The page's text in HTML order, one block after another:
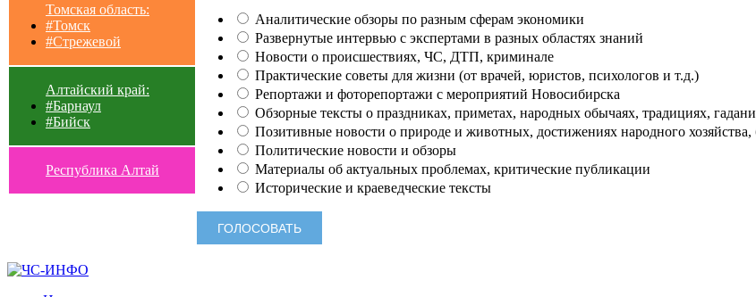
Томская область:
#Томск
#Стрежевой
Алтайский край:
#Барнаул
#Бийск
Республика Алтай
Аналитические обзоры по разным сферам экономики
Развернутые интервью с экспертами в разных областях знаний
Новости о происшествиях, ЧС, ДТП, криминале
Практические советы для жизни (от врачей, юристов, психологов и т.д.)
Репортажи и фоторепортажи с мероприятий Новосибирска
Обзорные тексты о праздниках, приметах, народных обычаях, традициях,
Позитивные новости о природе и животных, достижениях народного хозяйства,
Политические новости и обзоры
Материалы об актуальных проблемах, критические публикации
Исторические и краеведческие тексты